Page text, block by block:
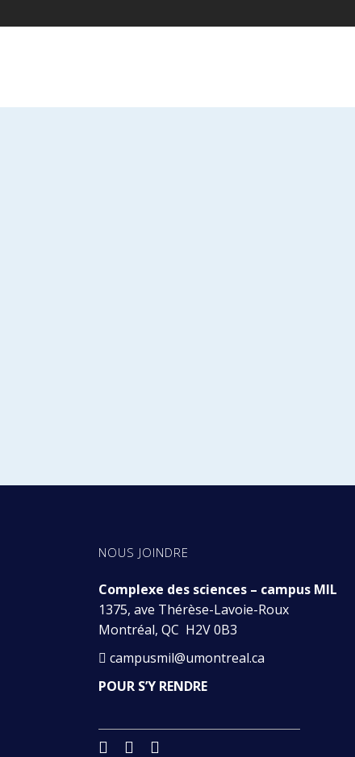
NOUS JOINDRE
Complexe des sciences – campus MIL
1375, ave Thérèse-Lavoie-Roux
Montréal, QC H2V 0B3
campusmil@umontreal.ca
POUR S’Y RENDRE